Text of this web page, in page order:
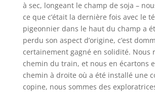
à sec, longeant le champ de soja –
ce que c’était la dernière fois avec le
pigeonnier dans le haut du champ a
perdu son aspect d’origine, c’est
certainement gagné en solidité. Nous
chemin du train, et nous en écartons
chemin à droite où a été installé une
copine, nous sommes des